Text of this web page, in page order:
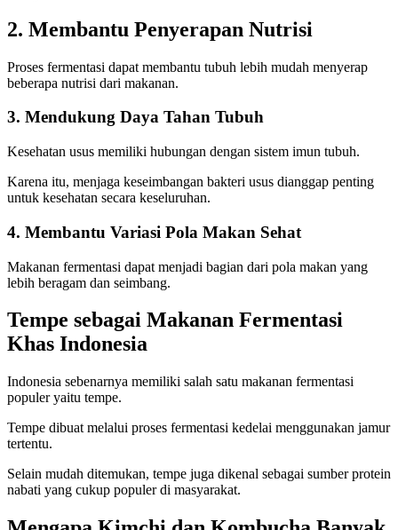
2. Membantu Penyerapan Nutrisi
Proses fermentasi dapat membantu tubuh lebih mudah menyerap
beberapa nutrisi dari makanan.
3. Mendukung Daya Tahan Tubuh
Kesehatan usus memiliki hubungan dengan sistem imun tubuh.
Karena itu, menjaga keseimbangan bakteri usus dianggap penting
untuk kesehatan secara keseluruhan.
4. Membantu Variasi Pola Makan Sehat
Makanan fermentasi dapat menjadi bagian dari pola makan yang
lebih beragam dan seimbang.
Tempe sebagai Makanan Fermentasi
Khas Indonesia
Indonesia sebenarnya memiliki salah satu makanan fermentasi
populer yaitu tempe.
Tempe dibuat melalui proses fermentasi kedelai menggunakan jamur
tertentu.
Selain mudah ditemukan, tempe juga dikenal sebagai sumber protein
nabati yang cukup populer di masyarakat.